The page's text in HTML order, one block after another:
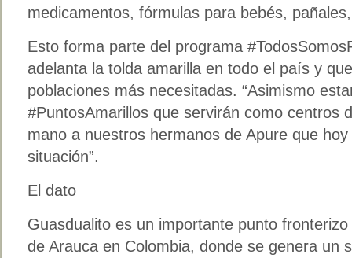
medicamentos, fórmulas para bebés,
Esto forma parte del programa
adelanta la tolda amarilla en todo el país y
poblaciones más necesitadas. “Asimismo
#PuntosAmarillos que servirán como centros
mano a nuestros hermanos de Apure que
situación”.
El dato
Guasdualito es un importante punto
de Arauca en Colombia, donde se genera un